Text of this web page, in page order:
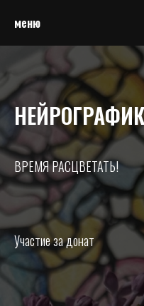
меню
ВРЕМЯ РАСЦВЕТАТЬ!
Участие за донат